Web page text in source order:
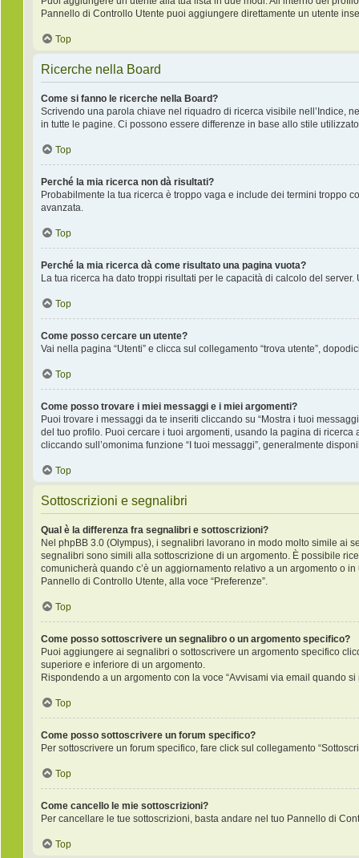
Pannello di Controllo Utente puoi aggiungere direttamente un utente
Top
Ricerche nella Board
Come si fanno le ricerche nella Board?
Scrivendo una parola chiave nel riquadro di ricerca visibile nell’Indice,
in tutte le pagine. Ci possono essere differenze in base allo stile
Top
Perché la mia ricerca non dà risultati?
Probabilmente la tua ricerca è troppo vaga e include dei termini troppo
avanzata.
Top
Perché la mia ricerca dà come risultato una pagina vuota?
La tua ricerca ha dato troppi risultati per le capacità di calcolo del
Top
Come posso cercare un utente?
Vai nella pagina “Utenti” e clicca sul collegamento “trova utente”,
Top
Come posso trovare i miei messaggi e i miei argomenti?
Puoi trovare i messaggi da te inseriti cliccando su “Mostra i tuoi
del tuo profilo. Puoi cercare i tuoi argomenti, usando la pagina di
cliccando sull’omonima funzione “I tuoi messaggi”, generalmente
Top
Sottoscrizioni e segnalibri
Qual è la differenza fra segnalibri e sottoscrizioni?
Nel phpBB 3.0 (Olympus), i segnalibri lavorano in modo molto simile ai
segnalibri sono simili alla sottoscrizione di un argomento. È possibile
comunicherà quando c’è un aggiornamento relativo a un argomento o
Pannello di Controllo Utente, alla voce “Preferenze”.
Top
Come posso sottoscrivere un segnalibro o un argomento specifico?
Puoi aggiungere ai segnalibri o sottoscrivere un argomento specifico
superiore e inferiore di un argomento.
Rispondendo a un argomento con la voce “Avvisami via email quando
Top
Come posso sottoscrivere un forum specifico?
Per sottoscrivere un forum specifico, fare click sul collegamento
Top
Come cancello le mie sottoscrizioni?
Per cancellare le tue sottoscrizioni, basta andare nel tuo Pannello di
Top